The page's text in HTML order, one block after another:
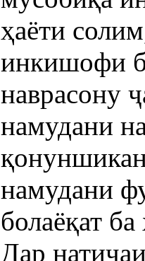
ҳаёти
инкишофи
наврасону
намудани
намудани
болаёқат
Дар